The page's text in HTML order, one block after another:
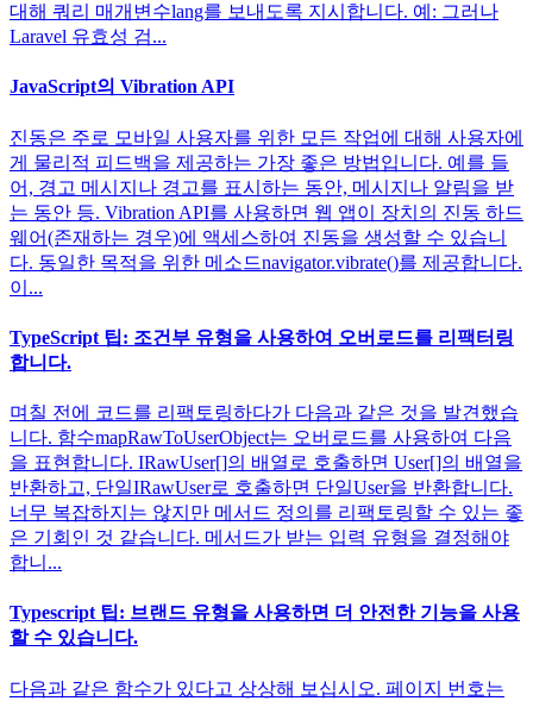
대해 쿼리 매개변수lang를 보내도록 지시합니다. 예: 그러나
Laravel 유효성 검...
JavaScript의 Vibration API
진동은 주로 모바일 사용자를 위한 모든 작업에 대해 사용자에
게 물리적 피드백을 제공하는 가장 좋은 방법입니다. 예를 들
어, 경고 메시지나 경고를 표시하는 동안, 메시지나 알림을 받
는 동안 등. Vibration API를 사용하면 웹 앱이 장치의 진동 하드
웨어(존재하는 경우)에 액세스하여 진동을 생성할 수 있습니
다. 동일한 목적을 위한 메소드navigator.vibrate()를 제공합니다.
이...
TypeScript 팁: 조건부 유형을 사용하여 오버로드를 리팩터링
합니다.
며칠 전에 코드를 리팩토링하다가 다음과 같은 것을 발견했습
니다. 함수mapRawToUserObject는 오버로드를 사용하여 다음
을 표현합니다. IRawUser[]의 배열로 호출하면 User[]의 배열을
반환하고, 단일IRawUser로 호출하면 단일User을 반환합니다.
너무 복잡하지는 않지만 메서드 정의를 리팩토링할 수 있는 좋
은 기회인 것 같습니다. 메서드가 받는 입력 유형을 결정해야
합니...
Typescript 팁: 브랜드 유형을 사용하면 더 안전한 기능을 사용
할 수 있습니다.
다음과 같은 함수가 있다고 상상해 보십시오. 페이지 번호는